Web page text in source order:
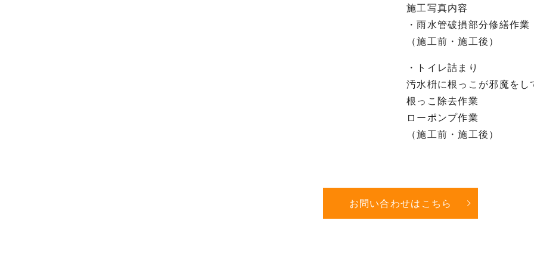
施工写真内容
・雨水管破損部分修繕作業
（施工前・施工後）
・トイレ詰まり
汚水枡に根っこが邪魔をし
根っこ除去作業
ローポンプ作業
（施工前・施工後）
お問い合わせはこちら